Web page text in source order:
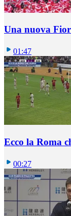
Una nuova
01:47
Ecco la Roma
00:27